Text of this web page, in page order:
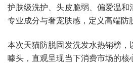
护肤级洗护、头皮脆弱、偏爱温
专业成分与奢宠肤感，定义高端防
本次天猫防脱固发洗发水热销榜
噱头，直观呈现当下消费市场的